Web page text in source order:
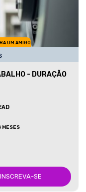
UM AMIGO
- DURAÇÃO
MESES
INSCREVA-SE